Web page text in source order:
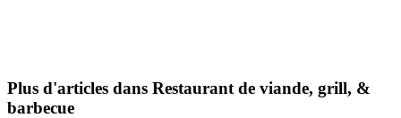
Plus d'articles dans Restaurant de viande, grill, &
barbecue